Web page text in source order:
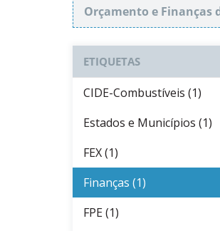
Orçamento e Finanças
ETIQUETAS
CIDE-Combustíveis (1)
Estados e Municípios (1)
FEX (1)
Finanças (1)
FPE (1)